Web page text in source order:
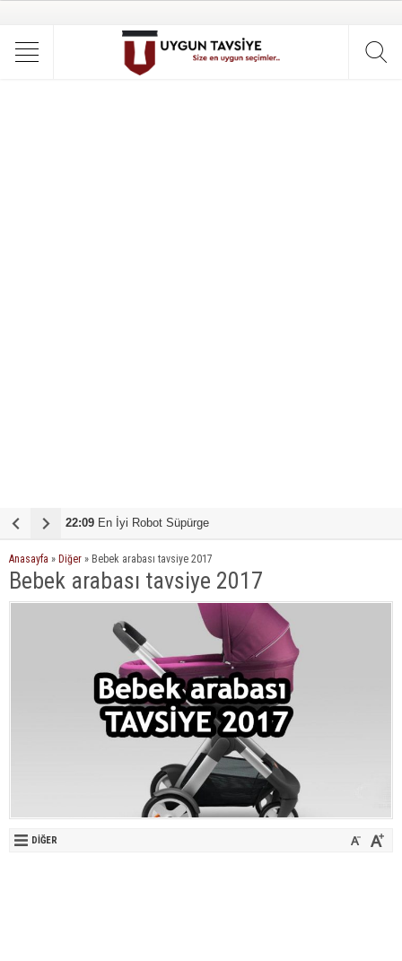
22:09 En İyi Robot Süpürge
19:51 En iyi çamaşır makinesi tavsiye
Anasayfa » Diğer » Bebek arabası tavsiye 2017
Bebek arabası tavsiye 2017
DIĞER